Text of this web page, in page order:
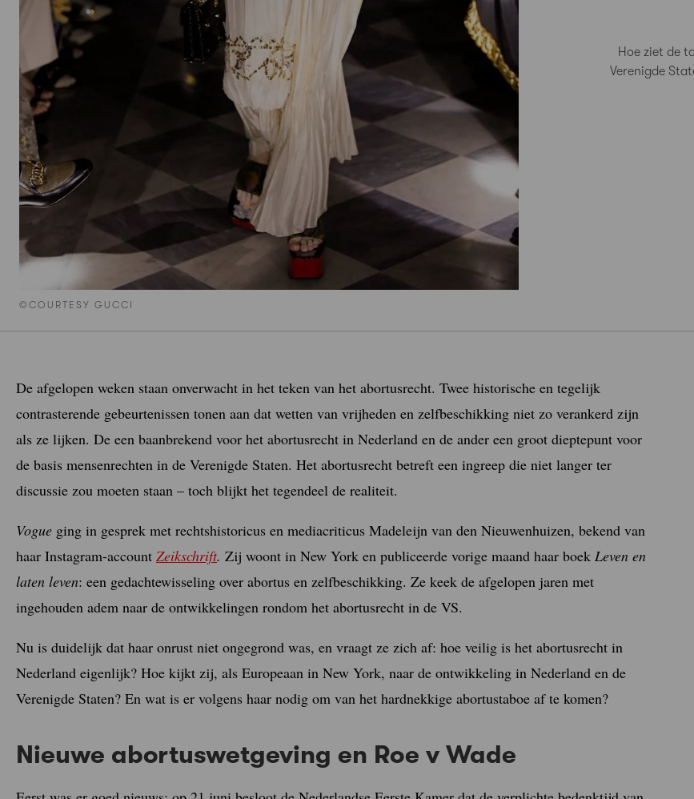
©COURTESY GUCCI
Hoe ziet de
Verenigde
De afgelopen weken staan onverwacht in het teken van het abortusrecht. Twee historische en tegelijk
contrasterende gebeurtenissen tonen aan dat wetten van vrijheden en zelfbeschikking niet zo verankerd zijn
als ze lijken. De een baanbrekend voor het abortusrecht in Nederland en de ander een groot dieptepunt voor
de basis mensenrechten in de Verenigde Staten. Het abortusrecht betreft een ingreep die niet langer ter
discussie zou moeten staan – toch blijkt het tegendeel de realiteit.
Vogue ging in gesprek met rechtshistoricus en mediacriticus Madeleijn van den Nieuwenhuizen, bekend van
haar Instagram-account Zeikschrift. Zij woont in New York en publiceerde vorige maand haar boek Leven en
laten leven: een gedachtewisseling over abortus en zelfbeschikking. Ze keek de afgelopen jaren met
ingehouden adem naar de ontwikkelingen rondom het abortusrecht in de VS.
Nu is duidelijk dat haar onrust niet ongegrond was, en vraagt ze zich af: hoe veilig is het abortusrecht in
Nederland eigenlijk? Hoe kijkt zij, als Europeaan in New York, naar de ontwikkeling in Nederland en de
Verenigde Staten? En wat is er volgens haar nodig om van het hardnekkige abortustaboe af te komen?
Nieuwe abortuswetgeving en Roe v Wade